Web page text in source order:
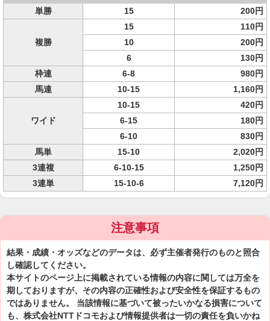
単勝 15 200円
複勝
15
110円
10
200円
6
130円
枠連
6-8
980円
馬連
10-15 1,160円
ワイド
10-15
420円
6-15
180円
6-10
830円
馬単
15-10
2,020円
3連複
6-10-15
1,250円
3連単
15-10-6 7,120円
注意事項
結果・成績・オッズなどのデータは、必ず主催者発行のものと照合
し確認してください。
本サイトのページ上に掲載されている情報の内容に関しては万全を
期しておりますが、その内容の正確性および安全性を保証するもの
ではありません。 当該情報に基づいて被ったいかなる損害について
も、株式会社NTTドコモおよび情報提供者は一切の責任を負いかね